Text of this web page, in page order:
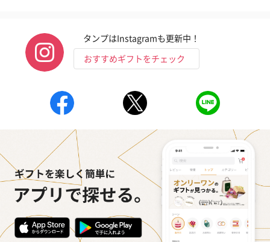
かき氷入浴剤4点セット
（ブルー）（748円）
かき氷入浴剤4点セット
（イエロー）（748円）
バスフラワー
【Thank you
円）
ハンドタオル・ハンカチ
タンプはInstagramも更新中！
おすすめギフトをチェック